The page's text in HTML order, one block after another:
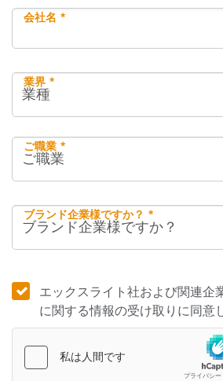
会社名 *
業界 *
ご職業 *
ブランド企業様ですか？ *
エックスライト社および関連企
に関する情報の受け取りに同意